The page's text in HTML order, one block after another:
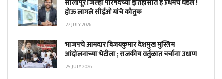
सोलापूर जिल्हा परिषदेच्या इतिहासात हे प्रथमच घडले !
होऊ लागले सीईओ यांचे कौतुक
27 JULY 2026
भाजपचे आमदार विजयकुमार देशमुख मुस्लिम
आंदोलनाच्या भेटीला ; राजकीय वर्तुळात चर्चांना उधाण
25 JULY 2026